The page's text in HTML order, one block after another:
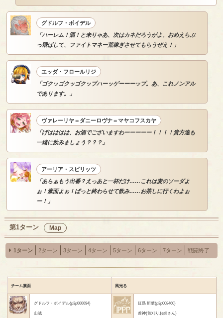
グドルフ・ボイデル
「ハーレム！酒！と来りゃあ、次はカネだろうがよ。おめえらぶ
っ飛ばして、ファイトマネー荒稼ぎさせてもらうぜえ！」
エッダ・フロールリジ
「ゴクッゴクッゴクップハーッゲーーーップ。あ、これノンアル
であります。」
ヴァレーリヤ＝ダニーロヴナ＝マヤコフスカヤ
「げはははは、お酒でございますわーーーーー！！！！貴方達も
一緒に飲みましょう？？？」
アーリア・スピリッツ
「あらぁもう出番？えっあと一杯だけ……これは麦のソーダよ
ぉ！素面よぉ！ぱっと終わらせて飲み……お茶しに行くわよぉ
ー！」
第1ターン Map
1ターン 2ターン 3ターン 4ターン 5ターン 6ターン 7ターン 戦闘終了
チーム素面 風光る
グドルフ・ボイデル(p3p000694)
山賊
紅迅 斬華(p3p008460)
首神(首刈りお姉さん)